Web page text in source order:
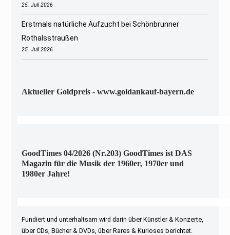
25. Juli 2026
Erstmals natürliche Aufzucht bei Schönbrunner
Rothalsstraußen
25. Juli 2026
Aktueller Goldpreis - www.goldankauf-bayern.de
GoodTimes 04/2026 (Nr.203) GoodTimes ist DAS
Magazin für die Musik der 1960er, 1970er und
1980er Jahre!
Fundiert und unterhaltsam wird darin über Künstler & Konzerte,
über CDs, Bücher & DVDs, über Rares & Kurioses berichtet.